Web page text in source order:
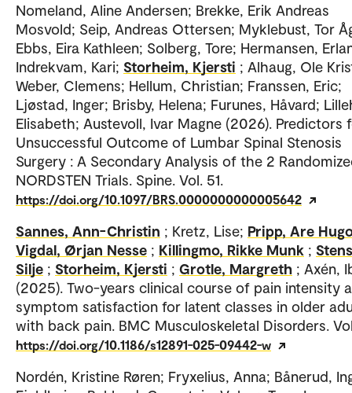
Nomeland, Aline Andersen; Brekke, Erik Andreas
Mosvold; Seip, Andreas Ottersen; Myklebust, Tor
Ebbs, Eira Kathleen; Solberg, Tore; Hermansen,
Indrekvam, Kari; Storheim, Kjersti ; Alhaug, Ole
Weber, Clemens; Hellum, Christian; Franssen, Eric;
Ljøstad, Inger; Brisby, Helena; Furunes, Håvard;
Elisabeth; Austevoll, Ivar Magne (2026). Predictors
Unsuccessful Outcome of Lumbar Spinal Stenosis
Surgery : A Secondary Analysis of the 2
NORDSTEN Trials. Spine. Vol. 51.
https://doi.org/10.1097/BRS.0000000000005642
Sannes, Ann-Christin ; Kretz, Lise; Pripp, Are
Vigdal, Ørjan Nesse ; Killingmo, Rikke Munk ;
Silje ; Storheim, Kjersti ; Grotle, Margreth ; Axén,
(2025). Two-years clinical course of pain intensity
symptom satisfaction for latent classes in older
with back pain. BMC Musculoskeletal Disorders.
https://doi.org/10.1186/s12891-025-09442-w
Nordén, Kristine Røren; Fryxelius, Anna; Bånerud,